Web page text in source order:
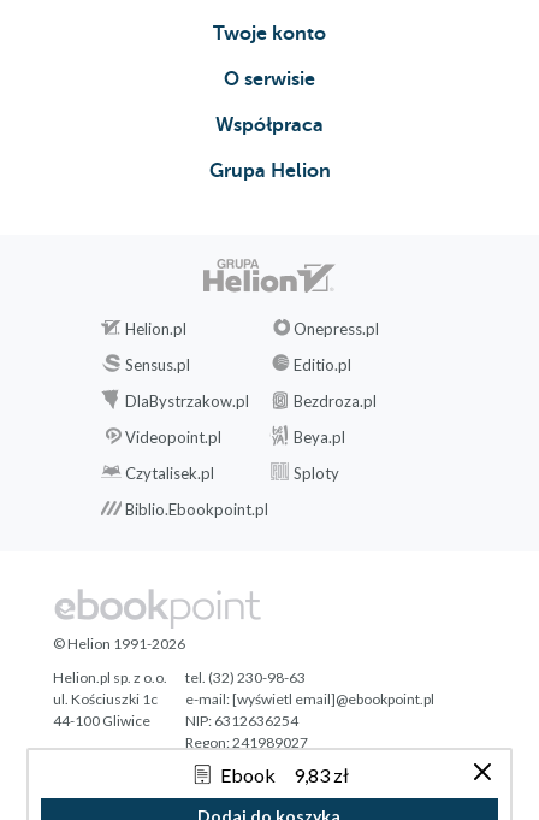
Ebook 9,83 zł
Dodaj do koszyka
Twoje konto
O serwisie
Współpraca
Grupa Helion
Helion.pl
Onepress.pl
Sensus.pl
Editio.pl
DlaBystrzakow.pl
Bezdroza.pl
Videopoint.pl
Beya.pl
Czytalisek.pl
Sploty
Biblio.Ebookpoint.pl
Tonik.pl
© Helion 1991-2026
Helion.pl sp. z o.o.
ul. Kościuszki 1c
44-100 Gliwice
tel. (32) 230-98-63
e-mail:[wyświetl email]@ebookpoint.pl
NIP: 6312636254
Regon: 241989027